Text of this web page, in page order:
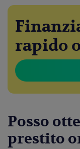
rapido
Posso
prestito